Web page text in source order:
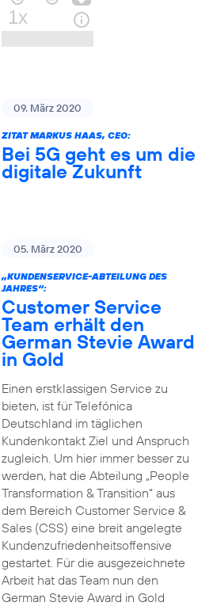
09. März 2020
ZITAT MARKUS HAAS, CEO:
Bei 5G geht es um die
digitale Zukunft
05. März 2020
„KUNDENSERVICE-ABTEILUNG DES
JAHRES“:
Customer Service
Team erhält den
German Stevie Award
in Gold
Einen erstklassigen Service zu
bieten, ist für Telefónica
Deutschland im täglichen
Kundenkontakt Ziel und Anspruch
zugleich. Um hier immer besser zu
werden, hat die Abteilung „People
Transformation & Transition“ aus
dem Bereich Customer Service &
Sales (CSS) eine breit angelegte
Kundenzufriedenheitsoffensive
gestartet. Für die ausgezeichnete
Arbeit hat das Team nun den
German Stevie Award in Gold